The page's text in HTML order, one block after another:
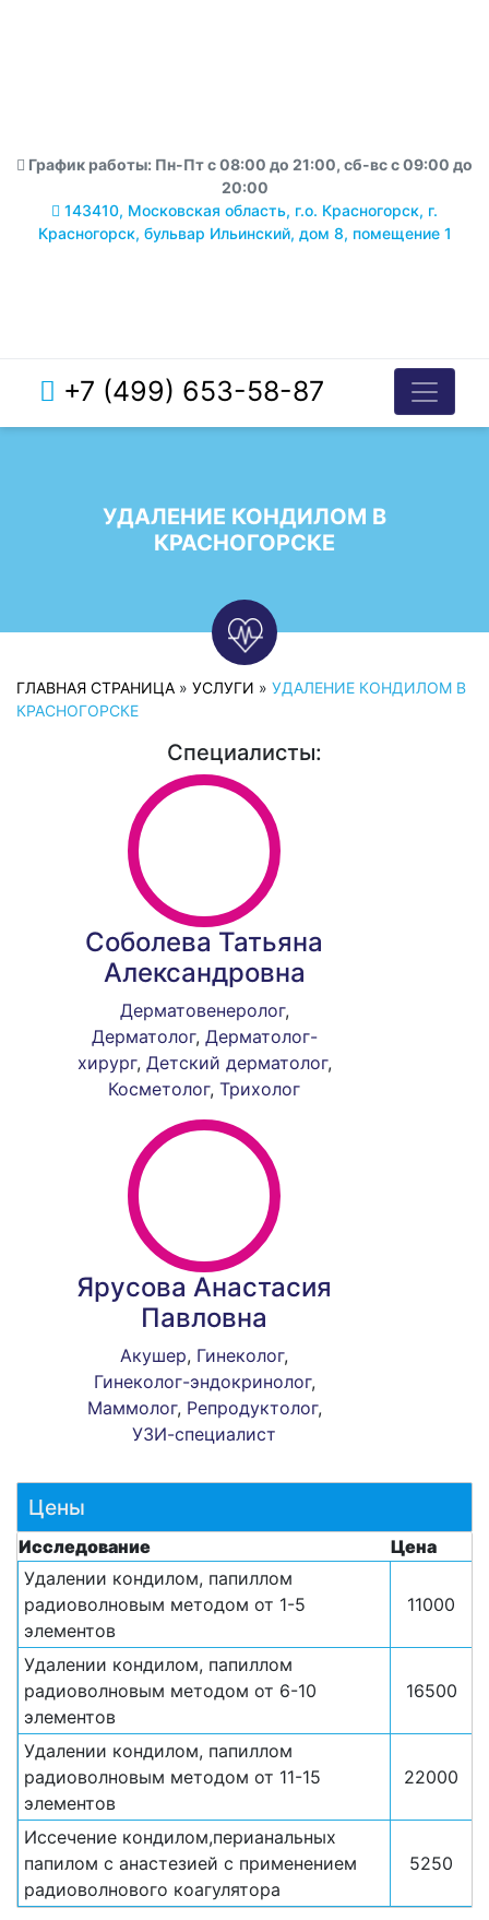
График работы: Пн-Пт с 08:00 до 21:00, сб-вс с 09:00 до
20:00
143410, Московская область, г.о. Красногорск, г.
Красногорск, бульвар Ильинский, дом 8, помещение 1
+7 (499) 653-58-87
УДАЛЕНИЕ КОНДИЛОМ В
КРАСНОГОРСКЕ
ГЛАВНАЯ СТРАНИЦА » УСЛУГИ » УДАЛЕНИЕ КОНДИЛОМ В
КРАСНОГОРСКЕ
Специалисты:
Соболева Татьяна
Александровна
Дерматовенеролог,
Дерматолог, Дерматолог-
хирург, Детский дерматолог,
Косметолог,Трихолог
Ярусова Анастасия
Павловна
Акушер, Гинеколог,
Гинеколог-эндокринолог,
Маммолог, Репродуктолог,
УЗИ-специалист
Цены
Исследование
Цена
Удалении кондилом, папиллом
радиоволновым методом от 1-5
элементов
11000
Удалении кондилом, папиллом
радиоволновым методом от 6-10
элементов
16500
Удалении кондилом, папиллом
радиоволновым методом от 11-15
элементов
22000
Иссечение кондилом,перианальных
папилом с анастезией c применением
радиоволнового коагулятора
5250